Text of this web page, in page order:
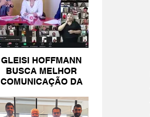
GLEISI HOFFMANN
BUSCA MELHOR
COMUNICAÇÃO DA